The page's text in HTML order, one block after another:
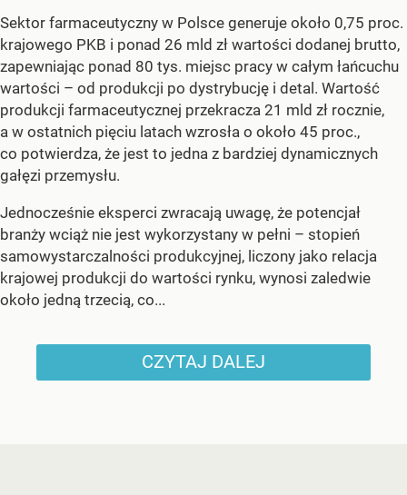
Sektor farmaceutyczny w Polsce generuje około 0,75 proc.
krajowego PKB i ponad 26 mld zł wartości dodanej brutto,
zapewniając ponad 80 tys. miejsc pracy w całym łańcuchu
wartości – od produkcji po dystrybucję i detal. Wartość
produkcji farmaceutycznej przekracza 21 mld zł rocznie,
a w ostatnich pięciu latach wzrosła o około 45 proc.,
co potwierdza, że jest to jedna z bardziej dynamicznych
gałęzi przemysłu.
Jednocześnie eksperci zwracają uwagę, że potencjał
branży wciąż nie jest wykorzystany w pełni – stopień
samowystarczalności produkcyjnej, liczony jako relacja
krajowej produkcji do wartości rynku, wynosi zaledwie
około jedną trzecią, co...
CZYTAJ DALEJ